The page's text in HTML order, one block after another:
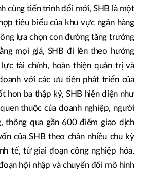
Với khối ngân hàng tư nhân, quá
là câu chuyện mở rộng quy mô, mà
nội lực và định vị vai trò trong nền
cùng tiến trình đổi mới, SHB là một
tiêu biểu của khu vực ngân hàng
lựa chọn con đường tăng trưởng
mọi giá, SHB đi lên theo hướng
tài chính, hoàn thiện quản trị và
với các ưu tiên phát triển của
hơn ba thập kỷ, SHB hiện diện như
thuộc của doanh nghiệp, người